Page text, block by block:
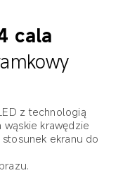
cala
z technologią
krawędzie
ekranu do